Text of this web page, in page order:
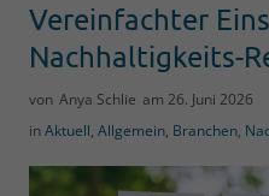
Vereinfachter
Nachhaltigkeits-
von Anya Schlie am 26. Juni 2026
inAktuell, Allgemein, Branchen,